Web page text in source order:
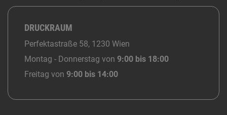
DRUCKRAUM
Perfektastraße 58, 1230 Wien
Montag - Donnerstag von 9:00 bis 18:00
Freitag von 9:00 bis 14:00